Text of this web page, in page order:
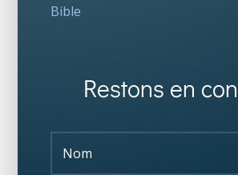
Bible
Restons en